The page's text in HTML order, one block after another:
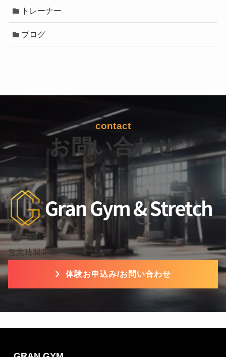
トレーナー
ブログ
contact
お問い合わせ
Instagram
YouTube
営業時間:9:00〜22:00
体験お申込み/お問い合わせ